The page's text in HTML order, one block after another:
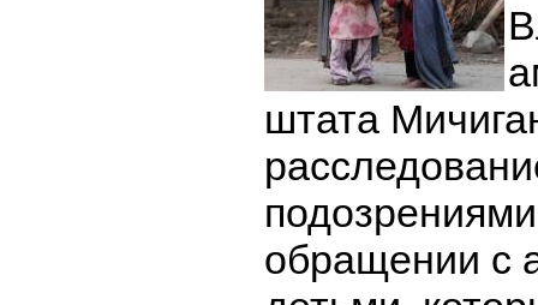
штата
обращении с